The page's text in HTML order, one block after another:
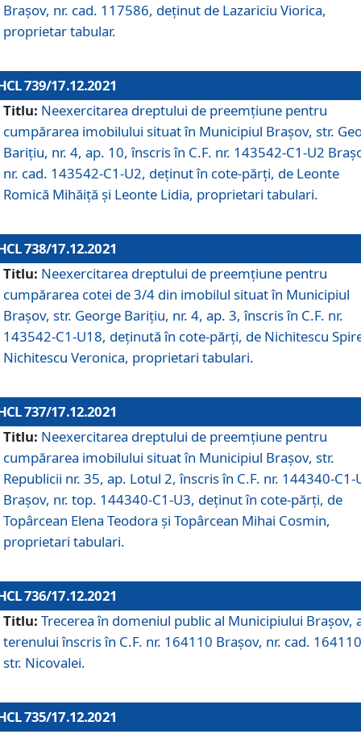
Brașov, nr. cad. 117586, deținut de Lazariciu Viorica,
proprietar tabular.
739/17.12.2021
Titlu: Neexercitarea dreptului de preemţiune pentru
cumpărarea imobilului situat în Municipiul Braşov, str.
Barițiu, nr. 4, ap. 10, înscris în C.F. nr. 143542-C1-U2
nr. cad. 143542-C1-U2, deținut în cote-părți, de Leonte
Romică Mihăiță și Leonte Lidia, proprietari tabulari.
738/17.12.2021
Titlu: Neexercitarea dreptului de preemţiune pentru
cumpărarea cotei de 3/4 din imobilul situat în Municipiul
Braşov, str. George Barițiu, nr. 4, ap. 3, înscris în C.F. nr.
143542-C1-U18, deținută în cote-părți, de Nichitescu
Nichitescu Veronica, proprietari tabulari.
737/17.12.2021
Titlu: Neexercitarea dreptului de preemţiune pentru
cumpărarea imobilului situat în Municipiul Braşov, str.
Republicii nr. 35, ap. Lotul 2, înscris în C.F. nr. 144340-C1-
Brașov, nr. top. 144340-C1-U3, deținut în cote-părți, de
Topârcean Elena Teodora și Topârcean Mihai Cosmin,
proprietari tabulari.
736/17.12.2021
Titlu: Trecerea în domeniul public al Municipiului Braşov,
terenului înscris în C.F. nr. 164110 Brașov, nr. cad.
str. Nicovalei.
735/17.12.2021